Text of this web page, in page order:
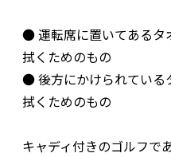
● 運転席に置いてあるタ
拭くためのもの
● 後方にかけられている
拭くためのもの
キャディ付きのゴルフで